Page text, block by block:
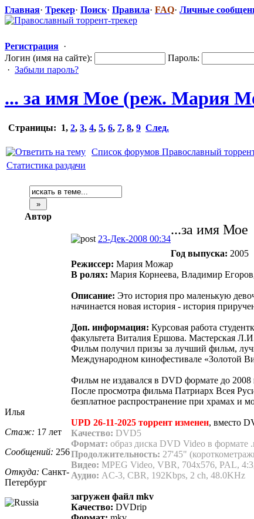
Главная· Трекер· Поиск· Правила· FAQ· Личные
Регистрация ·
Логин (имя на сайте):
Пароль:
· Забыли пароль?
... за имя Мое (реж. Мария
Страницы: 1, 2, 3, 4, 5, 6, 7, 8, 9 След.
Список форумов Православный
Статистика раздачи
Автор
Илья
Стаж: 17 лет
Сообщений: 256
Откуда: Санкт-
Петерб​ург
23-Дек-2008 00:34
...за имя Мое
Год выпуска: 2005
Режиссер: Мария Можар
В ролях: Мария Корнеева, Владимир
Описание: Это история про маленькую
начинается новая история - история
Доп. информация: Курсовая работа
факультета Виталия Ершова. Мастерская
Фильм получил призы за лучший фильм,
Международном кинофестивале «Золотой
Фильм не издавался в DVD формате до 2008
После просмотра фильма Патриарх Всея
безплатное распространение при храмах и
UPD 26-11-2025 торрент изменен, вместо
Качество: DVD5
Формат: образ диска DVD Video в формате
Продолжительность: 27'45"
Видео: MPEG Video, VBR, 704х576, PAL,
Аудио: AC-3, CBR, 192Kbps, 2 ch, 48.0KHz
загружен файл mkv
Качество: DVDrip